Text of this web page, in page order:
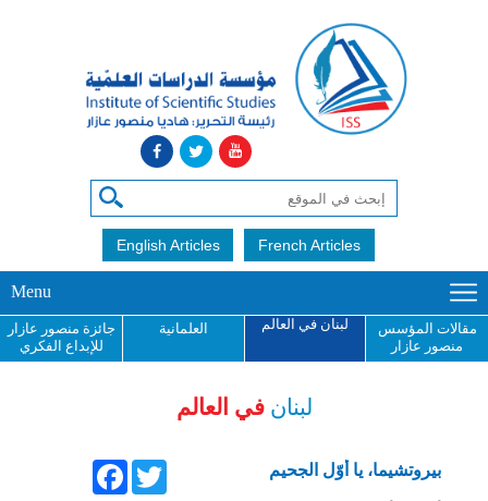
English Articles French Articles
Menu
مقالات المؤسس
منصور عازار
لبنان في العالم العلمانية
جائزة منصور عازار
للإبداع الفكري
لبنان في العالم
FacebookTwitter بيروتشيما، يا أوّل الجحيم